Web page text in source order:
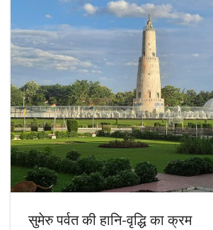
सुमेरु पर्वत की हानि-वृद्धि का क्रम